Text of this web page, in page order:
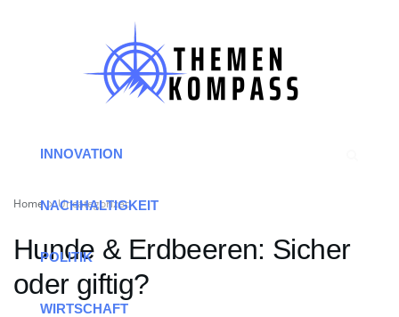
INNOVATION
NACHHALTIGKEIT
POLITIK
WIRTSCHAFT
Home Uncategorized
Hunde & Erdbeeren: Sicher
oder giftig?